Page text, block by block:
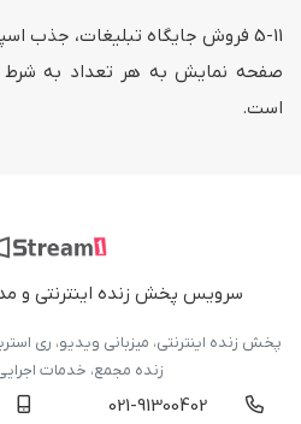
5-11 فروش جایگاه تبلیغات، جذب
صفحه نمایش به هر تعداد به شرط
است.
سرویس پخش زنده اینترنتی و
پخش زنده اینترنتی، میزبانی ویدیو، ری
زنده مجمع، خدمات
021-91300402